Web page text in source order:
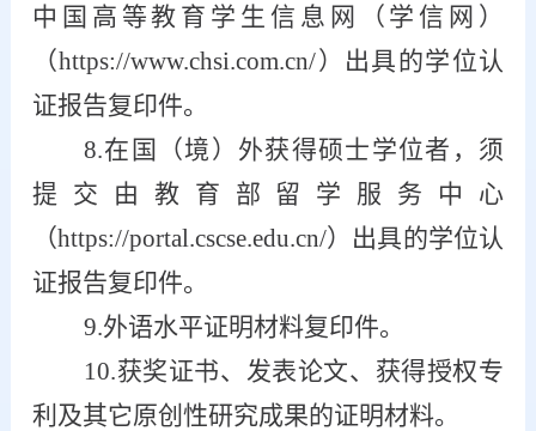
中国高等教育学生信息网（学信网）
（https://www.chsi.com.cn/）出具的学位认
证报告复印件。
8.在国（境）外获得硕士学位者，须
提交由教育部留学服务中心
（https://portal.cscse.edu.cn/）出具的学位认
证报告复印件。
9.外语水平证明材料复印件。
10.获奖证书、发表论文、获得授权专
利及其它原创性研究成果的证明材料。